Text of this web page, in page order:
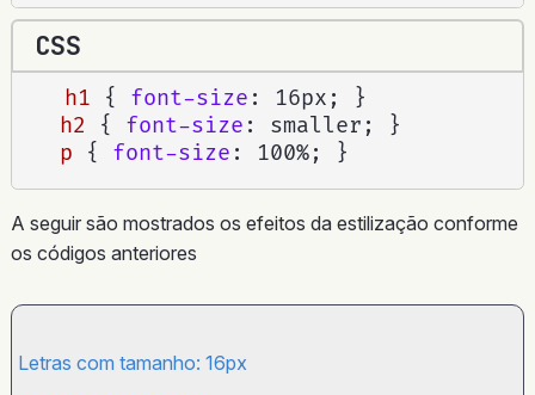
CSS
h1 { font-size : 16px ;
}
h2
{ font-size : smaller ;
}
p
{ font-size : 100%; }
A seguir são mostrados os efeitos da estilização conforme
os códigos anteriores
Letras com tamanho: 16px